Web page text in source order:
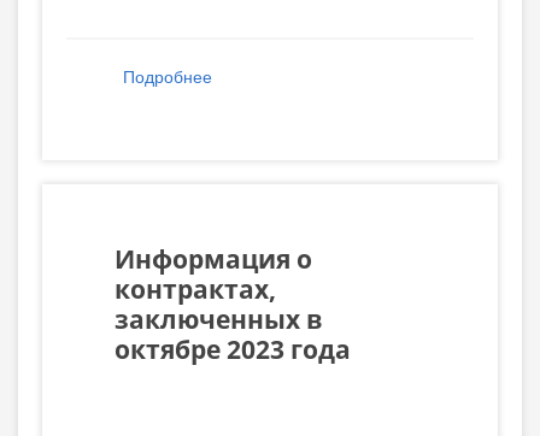
Подробнее
Информация о
контрактах,
заключенных в
октябре 2023 года